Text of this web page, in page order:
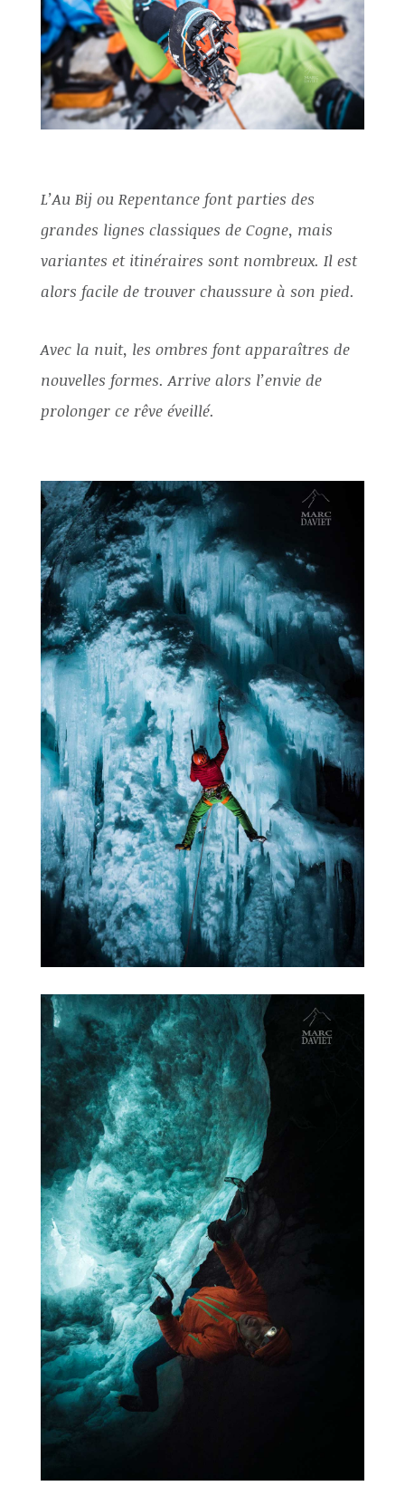
L’Au Bij ou Repentance font parties des
grandes lignes classiques de Cogne, mais
variantes et itinéraires sont nombreux. Il est
alors facile de trouver chaussure à son pied.
Avec la nuit, les ombres font apparaîtres de
nouvelles formes. Arrive alors l’envie de
prolonger ce rêve éveillé.